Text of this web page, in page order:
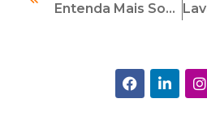
Entenda Mais Sobre A Regulamentação Do Lobby No Brasil!